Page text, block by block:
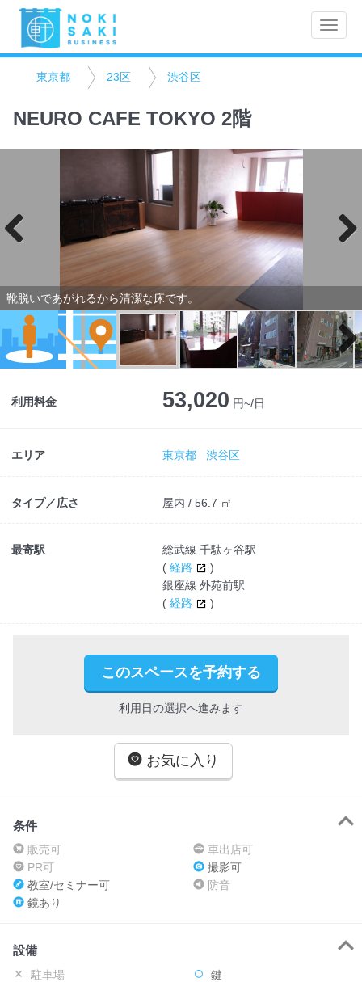
Toggle
東京都 23区 渋谷区
NEURO CAFE TOKYO 2階
靴脱いであがれるから清潔な床です。
Next
利用料金 53,020 円~/日
エリア 東京都 渋谷区
タイプ／広さ 屋内 / 56.7 ㎡
最寄駅
総武線 千駄ヶ谷駅
( 経路
)
銀座線 外苑前駅
( 経路 )
このスペースを予約する
利用日の選択へ進みます
お気に入り
条件
販売可
車出店可
PR可
撮影可
教室/セミナー可
防音
鏡あり
設備
駐車場
鍵